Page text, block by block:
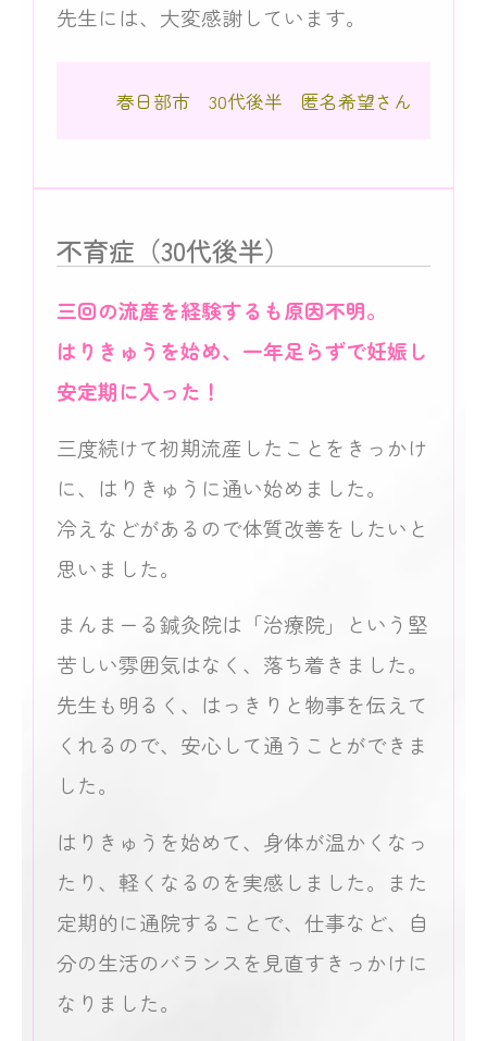
先生には、大変感謝しています。
春日部市 30代後半 匿名希望さん
不育症（30代後半）
三回の流産を経験するも原因不明。
はりきゅうを始め、一年足らずで妊娠し
安定期に入った！
三度続けて初期流産したことをきっかけ
に、はりきゅうに通い始めました。
冷えなどがあるので体質改善をしたいと
思いました。
まんまーる鍼灸院は「治療院」という堅
苦しい雰囲気はなく、落ち着きました。
先生も明るく、はっきりと物事を伝えて
くれるので、安心して通うことができま
した。
はりきゅうを始めて、身体が温かくなっ
たり、軽くなるのを実感しました。また
定期的に通院することで、仕事など、自
分の生活のバランスを見直すきっかけに
なりました。